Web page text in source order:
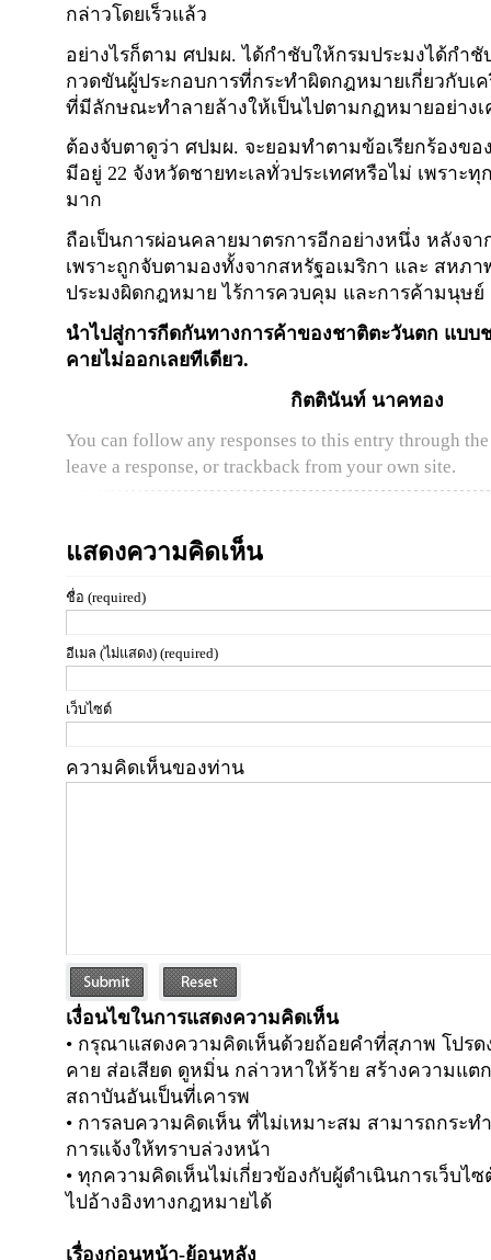
กล่าวโดยเร็วแล้ว
อย่างไรก็ตาม ศปมผ. ได้กำชับให้กรมประมงได้กำชั
กวดขันผู้ประกอบการที่กระทำผิดกฎหมายเกี่ยวกับเ
ที่มีลักษณะทำลายล้างให้เป็นไปตามกฏหมายอย่างเ
ต้องจับตาดูว่า ศปมผ. จะยอมทำตามข้อเรียกร้องข
มีอยู่ 22 จังหวัดชายทะเลทั่วประเทศหรือไม่ เพราะ
มาก
ถือเป็นการผ่อนคลายมาตรการอีกอย่างหนึ่ง หลังจ
เพราะถูกจับตามองทั้งจากสหรัฐอเมริกา และ สหภา
ประมงผิดกฎหมาย ไร้การควบคุม และการค้ามนุษย์
นำไปสู่การกีดกันทางการค้าของชาติตะวันตก แบบ
คายไม่ออกเลยทีเดียว.
กิตตินันท์ นาคทอง
You can follow any responses to this entry through
leave a response, or trackback from your own site.
แสดงความคิดเห็น
ชื่อ (required)
อีเมล (ไม่แสดง) (required)
เว็บไซต์
ความคิดเห็นของท่าน
เงื่อนไขในการแสดงความคิดเห็น
• กรุณาแสดงความคิดเห็นด้วยถ้อยคำที่สุภาพ โปรด
คาย ส่อเสียด ดูหมิ่น กล่าวหาให้ร้าย สร้างความแต
สถาบันอันเป็นที่เคารพ
• การลบความคิดเห็น ที่ไม่เหมาะสม สามารถกระ
การแจ้งให้ทราบล่วงหน้า
• ทุกความคิดเห็นไม่เกี่ยวข้องกับผู้ดำเนินการเว็บไ
ไปอ้างอิงทางกฎหมายได้
เรื่องก่อนหน้า-ย้อนหลัง